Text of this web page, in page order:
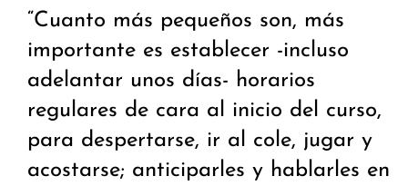
“Cuanto más pequeños son, más
importante es establecer -incluso
adelantar unos días- horarios
regulares de cara al inicio del curso,
para despertarse, ir al cole, jugar y
acostarse; anticiparles y hablarles en